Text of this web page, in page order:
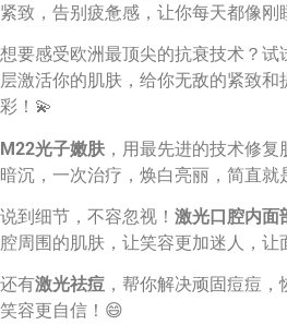
紧致，告别疲惫感，让你每天都像刚
想要感受欧洲最顶尖的抗衰技术？试
层激活你的肌肤，给你无敌的紧致
彩！💫
M22光子嫩肤 ，用最先进的技术修
暗沉，一次治疗，焕白亮丽，简直就
说到细节，不容忽视！ 激光口腔内面
腔周围的肌肤，让笑容更加迷人，让
还有激光祛痘 ，帮你解决顽固痘痘
笑容更自信！😄